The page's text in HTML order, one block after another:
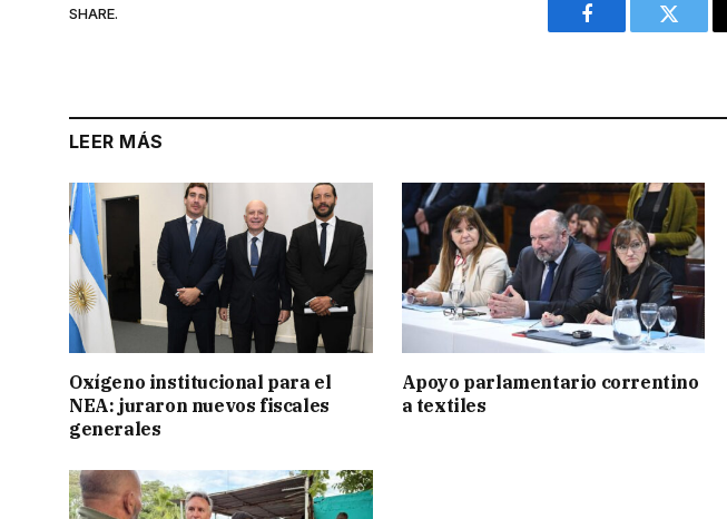
SHARE.
Facebook Twitter
LEER MÁS
Oxígeno institucional para el
NEA: juraron nuevos fiscales
generales
Apoyo parlamentario correntino
a textiles